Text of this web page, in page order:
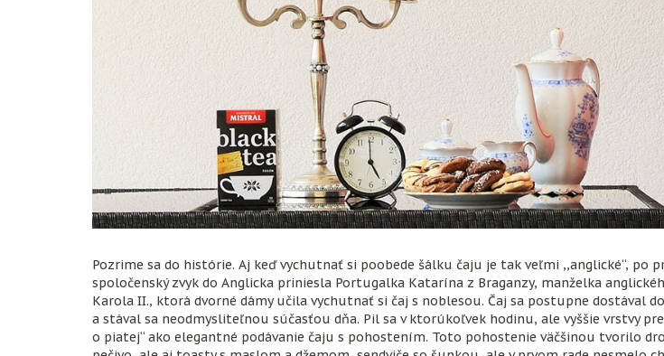
Pozrime sa do histórie. Aj keď vychutnať si poobede šálku čaju je tak veľmi ,,anglické“, po
spoločenský zvyk do Anglicka priniesla Portugalka Katarína z Braganzy, manželka
Karola II., ktorá dvorné dámy učila vychutnať si čaj s noblesou. Čaj sa postupne dostával
a stával sa neodmysliteľnou súčasťou dňa. Pil sa v ktorúkoľvek hodinu, ale vyššie vrstvy
o piatej“ ako elegantné podávanie čaju s pohostením. Toto pohostenie väčšinou tvorilo